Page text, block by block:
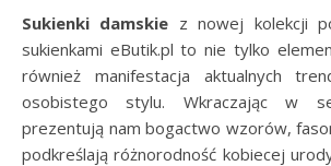
Sukienki damskie z nowej kolekcji
sukienkami eButik.pl to nie tylko
również manifestacja aktualnych
osobistego stylu. Wkraczając w
prezentują nam bogactwo wzorów,
podkreślają różnorodność kobiecej